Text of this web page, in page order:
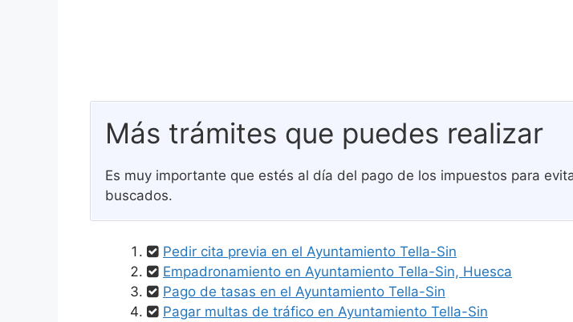
Más trámites que puedes realizar
Es muy importante que estés al día del pago de los impuestos para
buscados.
Pedir cita previa en el Ayuntamiento Tella-Sin
Empadronamiento en Ayuntamiento Tella-Sin, Huesca
Pago de tasas en el Ayuntamiento Tella-Sin
Pagar multas de tráfico en Ayuntamiento Tella-Sin